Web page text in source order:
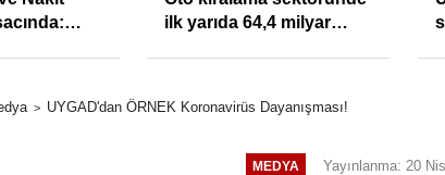
ilk yarıda 64,4 milyar
UYGAD'dan ÖRNEK Koronavirüs Dayanışması!
MEDYA Yayınlanma: 20